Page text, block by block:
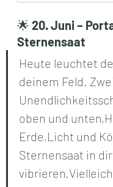
🌟 20. Juni –
Sternensaat
Heute leuchtet
deinem Feld. Zwei
oben und
Erde,Licht und
Sternensaat in